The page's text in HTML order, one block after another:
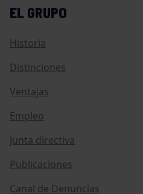
EL GRUPO
Historia
Distinciones
Ventajas
Empleo
Junta directiva
Publicaciones
Canal de Denuncias